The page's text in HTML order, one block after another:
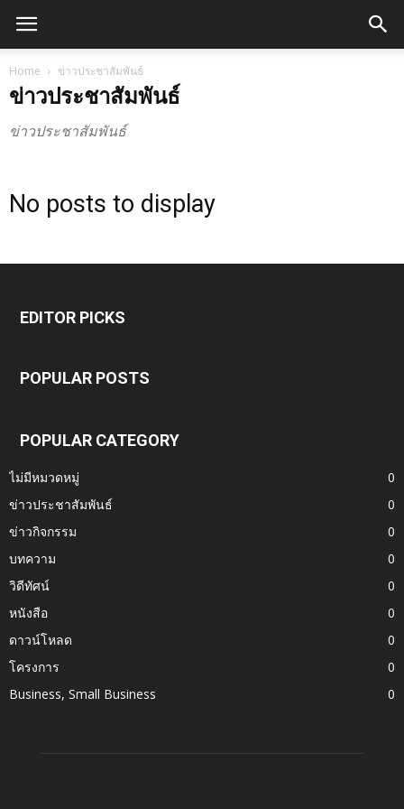
Home ข่าวประชาสัมพันธ์
ข่าวประชาสัมพันธ์
ข่าวประชาสัมพันธ์
No posts to display
EDITOR PICKS
POPULAR POSTS
POPULAR CATEGORY
ไม่มีหมวดหมู่
0
ข่าวประชาสัมพันธ์
0
ข่าวกิจกรรม
0
บทความ
0
วิดีทัศน์
0
หนังสือ
0
ดาวน์โหลด
0
โครงการ
0
Business, Small Business
0